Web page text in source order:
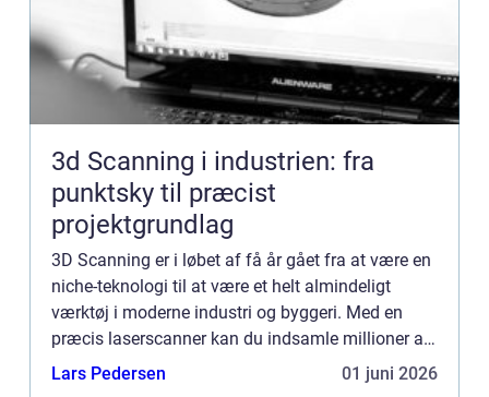
3d Scanning i industrien: fra
punktsky til præcist
projektgrundlag
3D Scanning er i løbet af få år gået fra at være en
niche-teknologi til at være et helt almindeligt
værktøj i moderne industri og byggeri. Med en
præcis laserscanner kan du indsamle millioner af
målepunkter på kort tid og få en digital kopi af et
Lars Pedersen 01 juni 2026